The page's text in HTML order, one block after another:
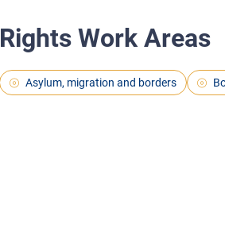
Rights Work Areas
Asylum, migration and borders